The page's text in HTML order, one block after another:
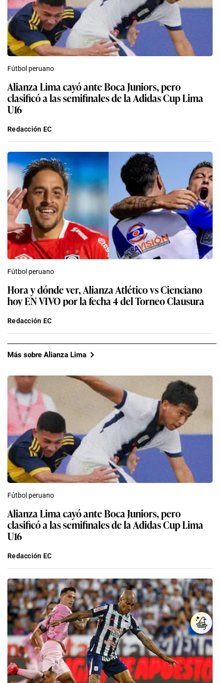
Fútbol peruano
Alianza Lima cayó ante Boca Juniors, pero
clasificó a las semifinales de la Adidas Cup Lima
U16
Redacción EC
Fútbol peruano
Hora y dónde ver, Alianza Atlético vs Cienciano
hoy EN VIVO por la fecha 4 del Torneo Clausura
Redacción EC
Más sobre Alianza Lima
Fútbol peruano
Alianza Lima cayó ante Boca Juniors, pero
clasificó a las semifinales de la Adidas Cup Lima
U16
Redacción EC